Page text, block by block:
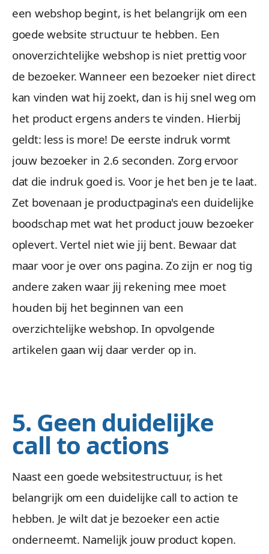
een webshop begint, is het belangrijk om een
goede website structuur te hebben. Een
onoverzichtelijke webshop is niet prettig voor
de bezoeker. Wanneer een bezoeker niet direct
kan vinden wat hij zoekt, dan is hij snel weg om
het product ergens anders te vinden. Hierbij
geldt: less is more! De eerste indruk vormt
jouw bezoeker in 2.6 seconden. Zorg ervoor
dat die indruk goed is. Voor je het ben je te laat.
Zet bovenaan je productpagina's een duidelijke
boodschap met wat het product jouw bezoeker
oplevert. Vertel niet wie jij bent. Bewaar dat
maar voor je over ons pagina. Zo zijn er nog tig
andere zaken waar jij rekening mee moet
houden bij het beginnen van een
overzichtelijke webshop. In opvolgende
artikelen gaan wij daar verder op in.
5. Geen duidelijke
call to actions
Naast een goede websitestructuur, is het
belangrijk om een duidelijke call to action te
hebben. Je wilt dat je bezoeker een actie
onderneemt. Namelijk jouw product kopen.